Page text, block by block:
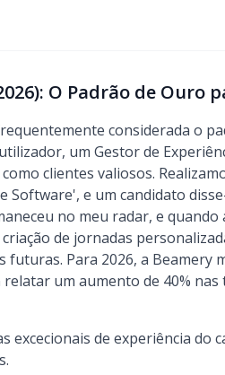
O Padrão de
considerada o
um Gestor de
clientes valiosos.
Software', e um candidato
no meu radar, e
de jornadas
futuras. Para 2026, a Beamery
relatar um aumento de 40%
excecionais de experiência do